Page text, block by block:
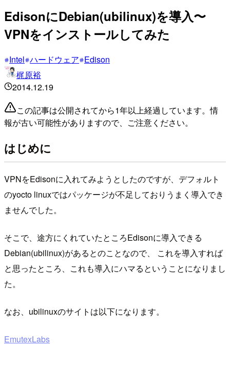
EdisonにDebian(ubilinux)を導入〜
VPNをインストールしてみた
Intel ハードウェア Edison
梶原裕
2014.12.19
この記事は公開されてから1年以上経過しています。情
報が古い可能性がありますので、ご注意ください。
はじめに
VPNをEdisonに入れてみようとしたのですが、デフォルト
のyocto linuxではパッケージが不足しておりうまく導入でき
ませんでした。
そこで、途方にくれていたところEdisonに導入できる
Debian(ubilinux)があるとのことなので、 これを導入すれば
と思ったところ、これも導入にハマるということになりまし
た。
なお、ubilinuxのサイトは以下になります。
EmutexLabs